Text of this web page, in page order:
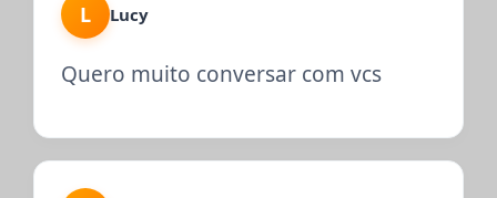
L Lucy
Quero muito conversar com vcs